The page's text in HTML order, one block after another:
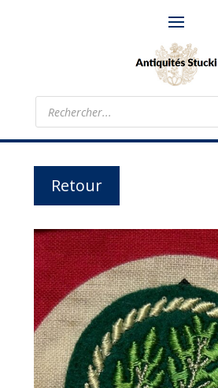
Recherche
produits
Retour